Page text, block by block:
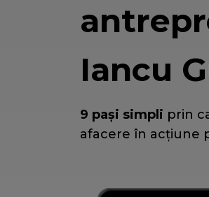
Iancu
9 pași simpli prin
afacere în acțiune